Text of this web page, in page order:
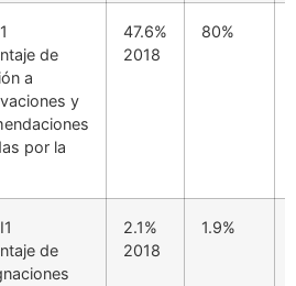
de
a
y
por la
47.6%
2018
80%
de
2.1%
2018
1.9%